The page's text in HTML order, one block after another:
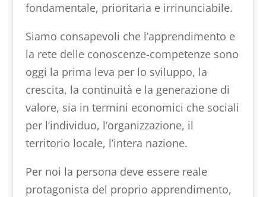
fondamentale, prioritaria e irrinunciabile.
Siamo consapevoli che l’apprendimento e
la rete delle conoscenze-competenze sono
oggi la prima leva per lo sviluppo, la
crescita, la continuità e la generazione di
valore, sia in termini economici che sociali
per l’individuo, l’organizzazione, il
territorio locale, l’intera nazione.
Per noi la persona deve essere reale
protagonista del proprio apprendimento,